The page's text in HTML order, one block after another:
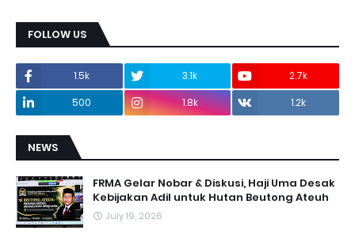
FOLLOW US
1.5k 3.1k
2.7k
500
1.8k 1.2k
NEWS
FRMA Gelar Nobar & Diskusi, Haji Uma Desak
Kebijakan Adil untuk Hutan Beutong Ateuh
July 19, 2026